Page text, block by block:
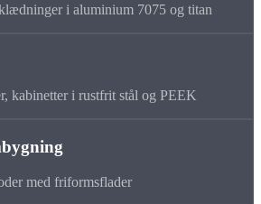
i aluminium 7075 og titan
kabinetter i rustfrit stål og PEEK
med friformsflader